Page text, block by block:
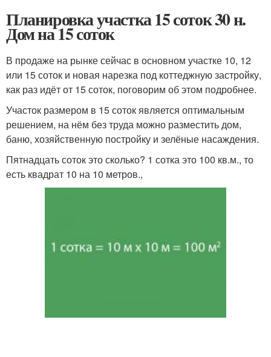
Планировка участка 15 соток 30 н.
Дом на 15 соток
В продаже на рынке сейчас в основном участке 10, 12
или 15 соток и новая нарезка под коттеджную застройку,
как раз идёт от 15 соток, поговорим об этом подробнее.
Участок размером в 15 соток является оптимальным
решением, на нём без труда можно разместить дом,
баню, хозяйственную постройку и зелёные насаждения.
Пятнадцать соток это сколько? 1 сотка это 100 кв.м., то
есть квадрат 10 на 10 метров.,